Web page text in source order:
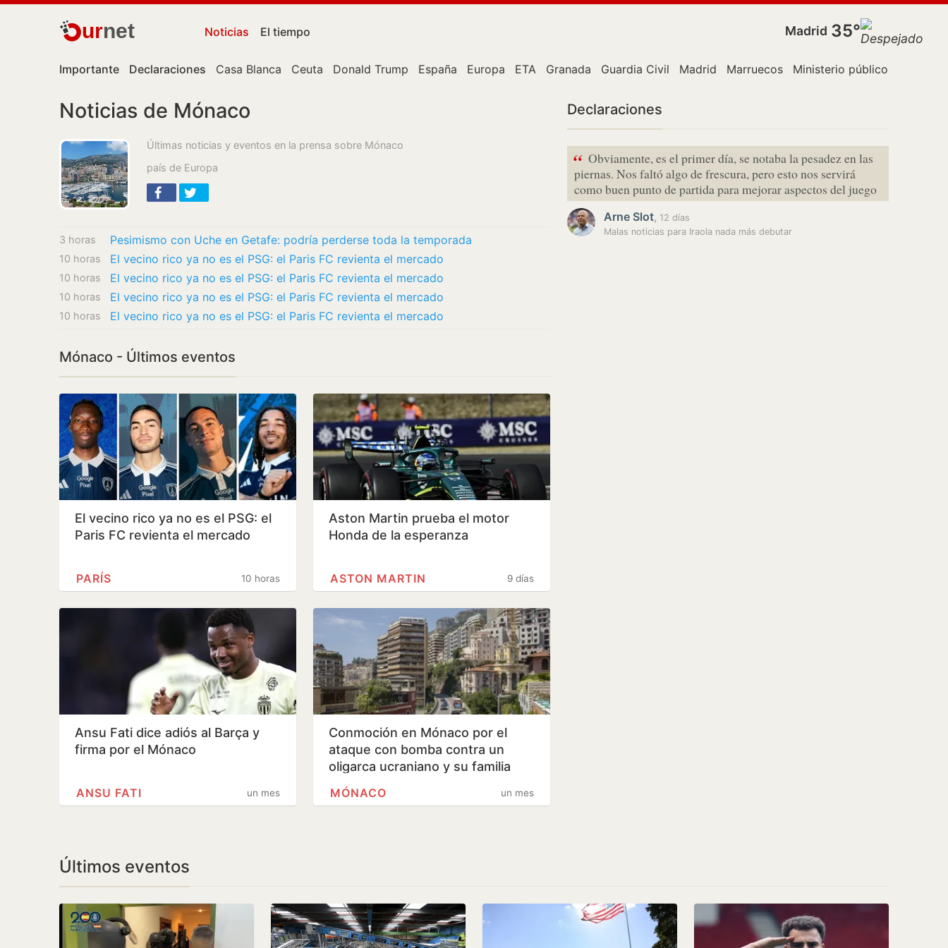
urnet Noticias El tiempo Madrid 35°
Importante Declaraciones Casa Blanca Ceuta Donald Trump España Europa ETA Granada Guardia Civil Madrid Marruecos Ministerio público
Noticias de Mónaco
Últimas noticias y eventos en la prensa sobre Mónaco
país de Europa
3 horas Pesimismo con Uche en Getafe: podría perderse toda la temporada
10 horas El vecino rico ya no es el PSG: el Paris FC revienta el mercado
10 horas El vecino rico ya no es el PSG: el Paris FC revienta el mercado
10 horas El vecino rico ya no es el PSG: el Paris FC revienta el mercado
10 horas El vecino rico ya no es el PSG: el Paris FC revienta el mercado
Mónaco - Últimos eventos
El vecino rico ya no es el PSG: el
Paris FC revienta el mercado
10 horas
PARÍS
Aston Martin prueba el motor
Honda de la esperanza
9 días
ASTON MARTIN
Ansu Fati dice adiós al Barça y
firma por el Mónaco
un mes
ANSU FATI
Conmoción en Mónaco por el
ataque con bomba contra un
oligarca ucraniano y su familia
un mes
MÓNACO
Declaraciones
“ Obviamente, es el primer día, se notaba la pesadez en las
piernas. Nos faltó algo de frescura, pero esto nos servirá
como buen punto de partida para mejorar aspectos del juego
Arne Slot, 12 días
Malas noticias para Iraola nada más debutar
Últimos eventos